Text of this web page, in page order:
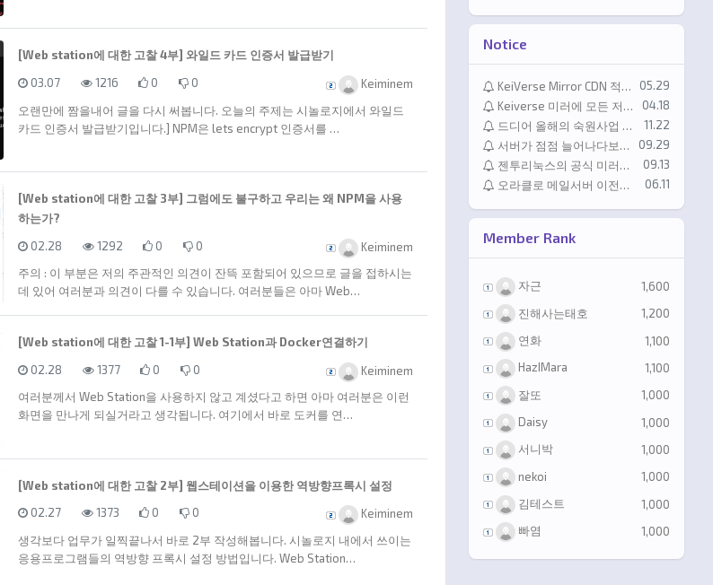
[Web station에 대한 고찰 4부] 와일드 카드 인증서 발급받기
등록자Keiminem
등록일
03.07 조회
1216 추천
0 비추천
0
오랜만에 짬을내어 글을 다시 써봅니다. 오늘의 주제는 시놀로지에서 와일드
카드 인증서 발급받기입니다.] NPM은 lets encrypt 인증서를 …
[Web station에 대한 고찰 3부] 그럼에도 불구하고 우리는 왜 NPM을 사용
하는가?
등록자Keiminem
등록일
02.28 조회
1292 추천
0 비추천
0
주의 : 이 부분은 저의 주관적인 의견이 잔뜩 포함되어 있으므로 글을 접하시는
데 있어 여러분과 의견이 다를 수 있습니다. 여러분들은 아마 Web…
[Web station에 대한 고찰 1-1부] Web Station과 Docker연결하기
등록자Keiminem
등록일
02.28 조회
1377 추천
0 비추천
0
여러분께서 Web Station을 사용하지 않고 계셨다고 하면 아마 여러분은 이런
화면을 만나게 되실거라고 생각됩니다. 여기에서 바로 도커를 연…
[Web station에 대한 고찰 2부] 웹스테이션을 이용한 역방향프록시 설정
등록자Keiminem
등록일
02.27 조회
1373 추천
0 비추천
0
생각보다 업무가 일찍끝나서 바로 2부 작성해봅니다. 시놀로지 내에서 쓰이는
응용프로그램들의 역방향 프록시 설정 방법입니다. Web Station…
Notice
등록일
05.29
KeiVerse Mirror CDN 적용 안내
등록일
04.18
Keiverse 미러에 모든 저장소 사용가능합니다! (진행상황정리)
등록일
11.22
드디어 올해의 숙원사업 하나가 달성되었습니다
등록일
09.29
서버가 점점 늘어나다보니 시간까지 신경써야하게되네요
등록일
09.13
젠투리눅스의 공식 미러로 등록되었습니다. // It has been officially registered as a Gentoo Linux mirror.
등록일
06.11
오라클로 메일서버 이전했습니다.
Member Rank
자근
1,600
진해사는태호
1,200
연화
1,100
HazIMara
1,100
잘또
1,000
Daisy
1,000
서니박
1,000
nekoi
1,000
김테스트
1,000
빠염
1,000